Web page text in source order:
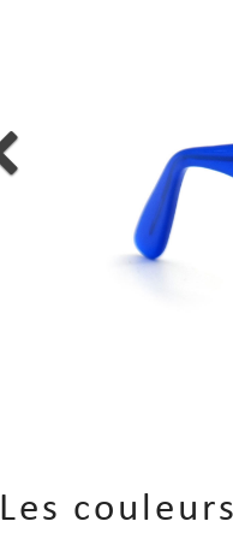
Les